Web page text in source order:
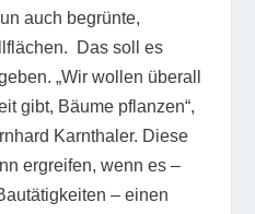
auch begrünte,
Das soll es
„Wir wollen überall
gibt, Bäume pflanzen“,
Karnthaler. Diese
ergreifen, wenn es –
– einen